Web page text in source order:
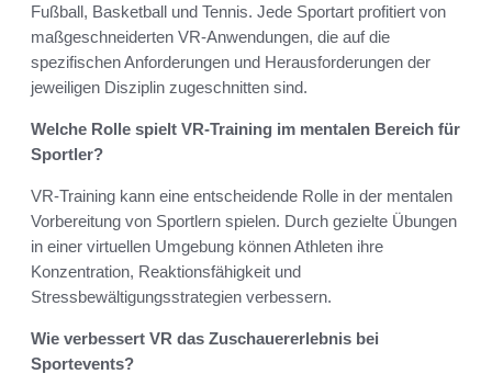
Fußball, Basketball und Tennis. Jede Sportart profitiert von
maßgeschneiderten VR-Anwendungen, die auf die
spezifischen Anforderungen und Herausforderungen der
jeweiligen Disziplin zugeschnitten sind.
Welche Rolle spielt VR-Training im mentalen Bereich für
Sportler?
VR-Training kann eine entscheidende Rolle in der mentalen
Vorbereitung von Sportlern spielen. Durch gezielte Übungen
in einer virtuellen Umgebung können Athleten ihre
Konzentration, Reaktionsfähigkeit und
Stressbewältigungsstrategien verbessern.
Wie verbessert VR das Zuschauererlebnis bei
Sportevents?